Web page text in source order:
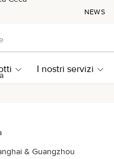
& Guangzhou
NEWS
I nostri servizi